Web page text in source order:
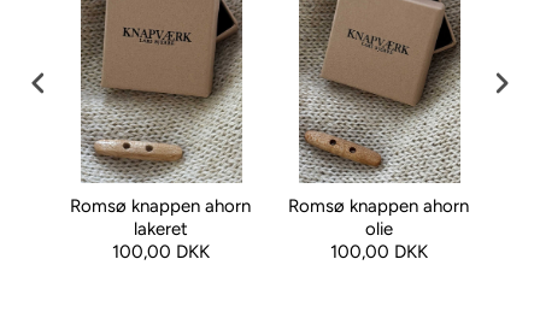
Romsø knappen ahorn
lakeret
100,00 DKK
Romsø knappen ahorn
olie
100,00 DKK